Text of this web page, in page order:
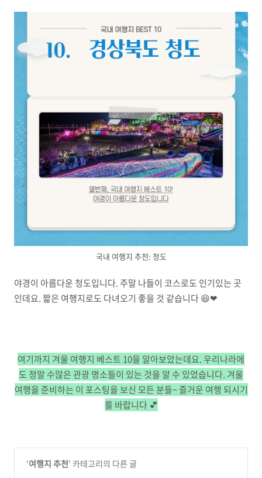
국내 여행지 추천: 청도
야경이 아름다운 청도입니다. 주말 나들이 코스로도 인기있는 곳
인데요. 짧은 여행지로도 다녀오기 좋을 것 같습니다 😆❤
여기까지 겨울 여행지 베스트 10을 알아보았는데요. 우리나라에
도 정말 수많은 관광 명소들이 있는 것을 알 수 있었습니다. 겨울
여행을 준비하는 이 포스팅을 보신 모든 분들~ 즐거운 여행 되시기
를 바랍니다 💕
'여행지 추천' 카테고리의 다른 글